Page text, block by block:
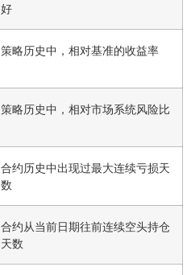
好
策略历史中，相对基准的收益率
策略历史中，相对市场系统风险比
合约历史中出现过最大连续亏损天
数
合约从当前日期往前连续空头持仓
天数